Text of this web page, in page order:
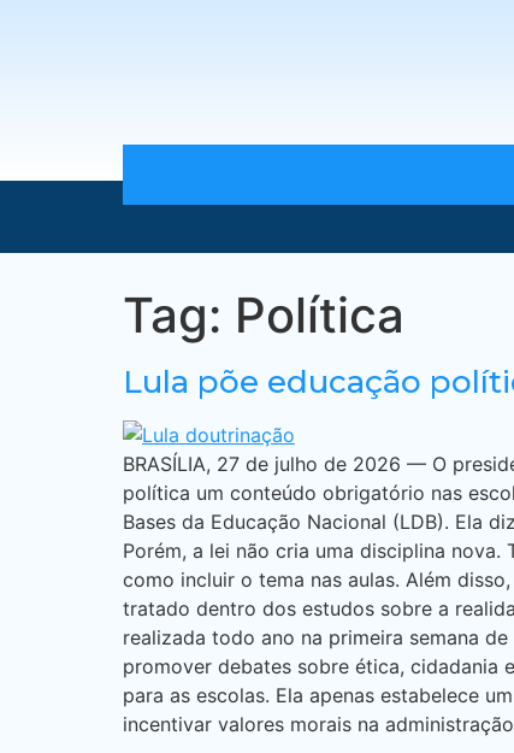
Tag: Política
Lula põe educação
BRASÍLIA, 27 de julho de 2026 — O
política um conteúdo obrigatório nas
Bases da Educação Nacional (LDB). Ela
Porém, a lei não cria uma disciplina
como incluir o tema nas aulas. Além
tratado dentro dos estudos sobre a
realizada todo ano na primeira semana
promover debates sobre ética, cidadania
para as escolas. Ela apenas estabelece
incentivar valores morais na